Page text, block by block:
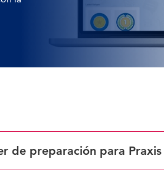
de preparación para Praxis